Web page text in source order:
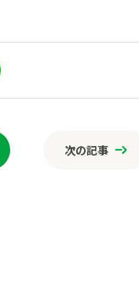
次の記事